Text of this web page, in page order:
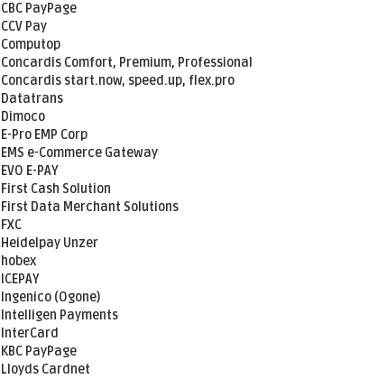
CBC PayPage
CCV Pay
Computop
Concardis Comfort, Premium, Professional
Concardis start.now, speed.up, flex.pro
Datatrans
Dimoco
E-Pro EMP Corp
EMS e-Commerce Gateway
EVO E-PAY
First Cash Solution
First Data Merchant Solutions
FXC
Heidelpay Unzer
hobex
ICEPAY
Ingenico (Ogone)
Intelligen Payments
InterCard
KBC PayPage
Lloyds Cardnet